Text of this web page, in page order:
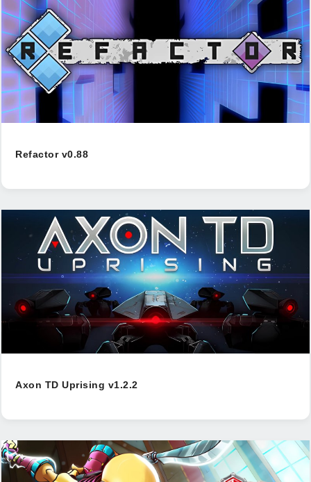
Refactor v0.88
Axon TD Uprising v1.2.2